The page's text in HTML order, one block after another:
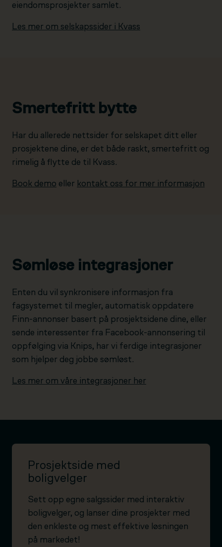
eiendomsprosjekter samlet.
Les mer om selskapssider i Kvass
Smertefritt bytte
Har du allerede nettsider for selskapet ditt eller
prosjektene dine, er det både raskt, smertefritt og
rimelig å flytte de til Kvass.
Book demo eller kontakt oss for mer informasjon
Sømløse integrasjoner
Enten du vil synkronisere informasjon fra
fagsystemet til megler, automatisk oppdatere
Finn-annonser basert på prosjektsidene dine, eller
sende interessenter fra Facebook-annonsering til
oppfølging via Knips, har vi ferdige integrasjoner
som hjelper deg jobbe sømløst.
Les mer om våre integrasjoner her
Prosjektside med
boligvelger
Sett opp egne salgssider med interaktiv
boligvelger, og lanser dine prosjekter med
den enkleste og mest effektive løsningen
på markedet!